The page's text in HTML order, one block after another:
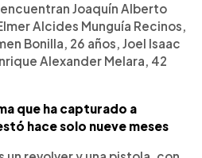
Joaquín Alberto
Alcides Munguía Recinos,
Bonilla, 26 años, Joel Isaac
Alexander Melara, 42
que ha capturado a
hace solo nueve meses